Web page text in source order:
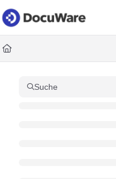
Fetch the complete
Use this file to discover all
Suche
Press CMD+K to open